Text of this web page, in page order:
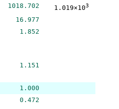
1018.702 1.019×103
16.977
1.852
1.151
1.000
0.472